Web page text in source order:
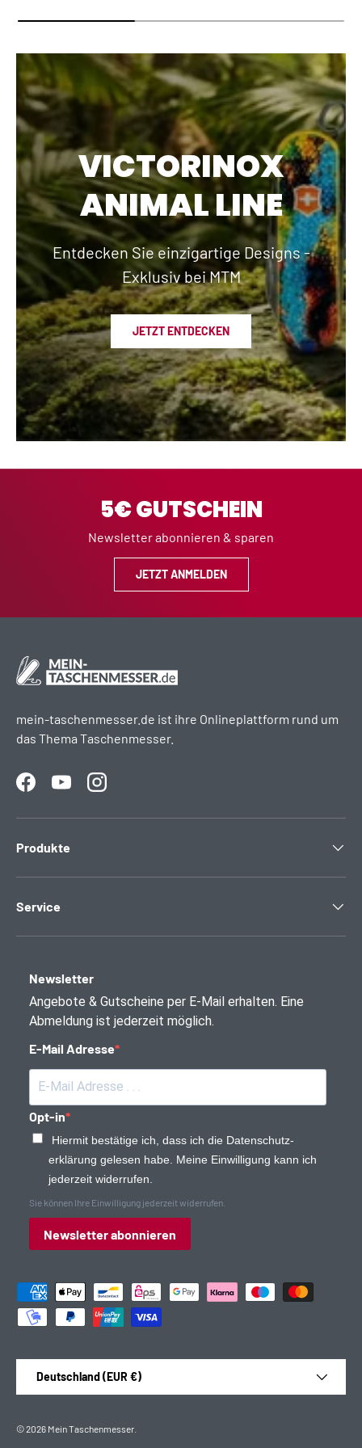
VICTORINOX
ANIMAL LINE
Entdecken Sie einzigartige Designs -
Exklusiv bei MTM
JETZT ENTDECKEN
5€ GUTSCHEIN
Newsletter abonnieren & sparen
JETZT ANMELDEN
mein-taschenmesser.de ist ihre Onlineplattform rund um
das Thema Taschenmesser.
FacebookYouTubeInstagram
Produkte
Service
Newsletter
Angebote & Gutscheine per E-Mail erhalten. Eine
Abmeldung ist jederzeit möglich.
E-Mail Adresse
Opt-in
Hiermit bestätige ich, dass ich die Daten­schutz­
erklärung gelesen habe. Meine Einwilligung kann ich
jederzeit widerrufen.
Sie können Ihre Einwilligung jederzeit widerrufen.
Newsletter abonnieren
Zahlungsmethoden
Deutschland (EUR €)
© 2026 Mein Taschenmesser